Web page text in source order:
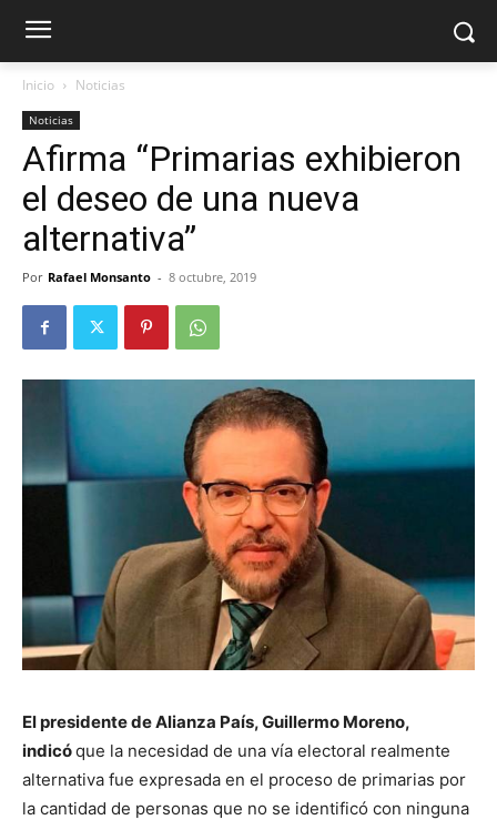
Inicio Noticias
Noticias
Afirma “Primarias exhibieron
el deseo de una nueva
alternativa”
Por Rafael Monsanto - 8 octubre, 2019
El presidente de Alianza País, Guillermo Moreno,
indicóque la necesidad de una vía electoral realmente
alternativa fue expresada en el proceso de primarias por
la cantidad de personas que no se identificó con ninguna